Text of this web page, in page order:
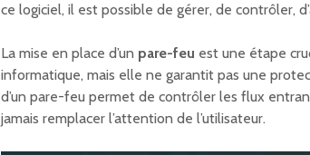
ce logiciel, il est possible de gérer, de contrôler,
La mise en place d’un pare-feu est une étape
informatique, mais elle ne garantit pas une
d’un pare-feu permet de contrôler les flux
jamais remplacer l’attention de l’utilisateur.